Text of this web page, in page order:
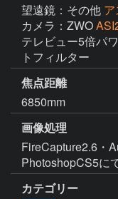
望遠鏡：その他
カメラ：ZWO
テレビュー5倍パ
トフィルター
焦点距離
6850mm
画像処理
FireCapture2.6・
PhotoshopCS5に
カテゴリー